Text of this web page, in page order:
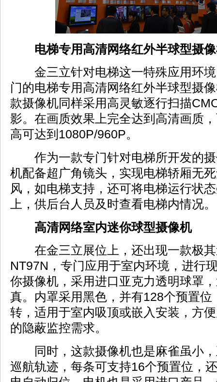
电梯专用高清网络红外半球型摄
金三立针对电梯这一特殊应用环境
门的电梯专用高清网络红外半球型摄
款摄像机同样采用高灵敏逐行扫描
影。在画质效果上完全达到高清画质
高可达到1080P/960P。
作为一款专门针对电梯所开发的摄
机配备超广角镜头，实现电梯轿厢无
风，如电梯支持，还可将电梯运行状
上，供后台人员及时查看电梯内情况。
高清网络室内迷你球型摄像机
在金三立展位上，还出现一款极
NT97N，专门应用于室内环境，进行
你摄像机，采用进口亚克力透明球罩
真。内罩采用黑色，并有128个预置位
转，适用于室内吸顶或嵌入安装，方
的隐蔽监控需求。
同时，这款摄像机也是麻雀虽小，
巡航轨迹，每条可支持16个预置位，